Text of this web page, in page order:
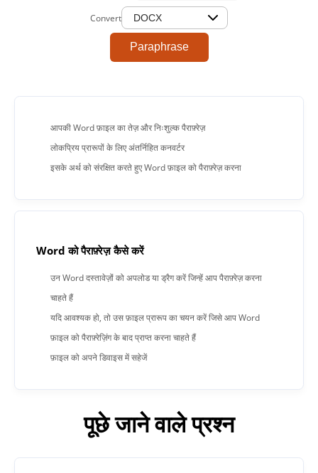
Convert
Paraphrase
आपकी Word फ़ाइल का तेज़ और निःशुल्क पैराफ़्रेज़
लोकप्रिय प्रारूपों के लिए अंतर्निहित कनवर्टर
इसके अर्थ को संरक्षित करते हुए Word फ़ाइल को पैराफ़्रेज़ करना
Word को पैराफ़्रेज़ कैसे करें
उन Word दस्तावेज़ों को अपलोड या ड्रैग करें जिन्हें आप पैराफ़्रेज़ करना
चाहते हैं
यदि आवश्यक हो, तो उस फ़ाइल प्रारूप का चयन करें जिसे आप Word
फ़ाइल को पैराफ़्रेज़िंग के बाद प्राप्त करना चाहते हैं
फ़ाइल को अपने डिवाइस में सहेजें
पूछे जाने वाले प्रश्न